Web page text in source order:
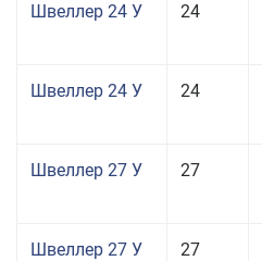
Швеллер 24 У 24
Швеллер 24 У 24
Швеллер 27 У 27
Швеллер 27 У 27